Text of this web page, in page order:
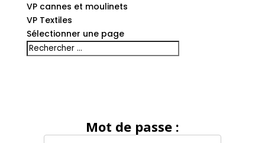
VP cannes et moulinets
VP Textiles
Sélectionner une page
Mot de passe :